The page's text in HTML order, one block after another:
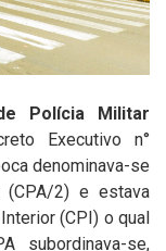
Polícia Militar
Executivo n°
denominava-se
(CPA/2) e estava
(CPI) o qual
subordinava-se,